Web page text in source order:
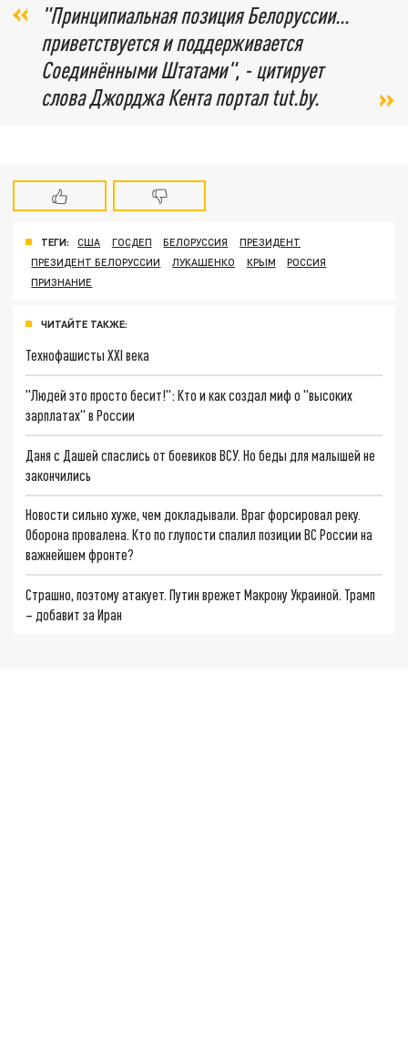
"Принципиальная позиция Белоруссии...
приветствуется и поддерживается
Соединёнными Штатами", - цитирует
слова Джорджа Кента портал tut.by.
ТЕГИ: США ГОСДЕП БЕЛОРУССИЯ
ПРЕЗИДЕНТ
ПРЕЗИДЕНТ БЕЛОРУССИИ
ЛУКАШЕНКО КРЫМ
РОССИЯ
ПРИЗНАНИЕ
ЧИТАЙТЕ ТАКЖЕ:
Технофашисты XXI века
"Людей это просто бесит!": Кто и как создал миф о "высоких
зарплатах" в России
Даня с Дашей спаслись от боевиков ВСУ. Но беды для малышей не
закончились
Новости сильно хуже, чем докладывали. Враг форсировал реку.
Оборона провалена. Кто по глупости спалил позиции ВС России на
важнейшем фронте?
Страшно, поэтому атакует. Путин врежет Макрону Украиной. Трамп
– добавит за Иран